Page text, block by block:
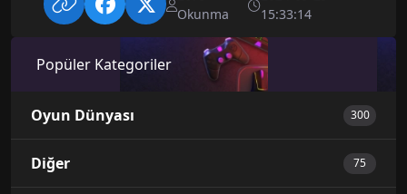
Okunma
15:33:14
Popüler Kategoriler
Oyun Dünyası 300
Diğer 75